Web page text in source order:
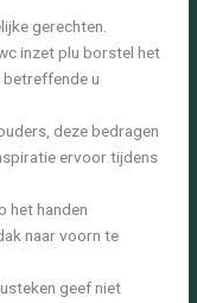
gerechten.
inzet plu borstel het
betreffende u
deze bedragen
ervoor tijdens
het handen
naar voorn te
geef niet